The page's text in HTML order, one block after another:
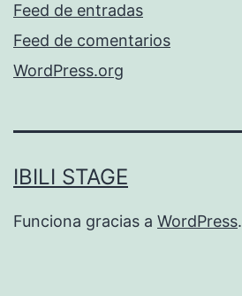
Feed de entradas
Feed de comentarios
WordPress.org
IBILI STAGE
Funciona gracias a WordPress.